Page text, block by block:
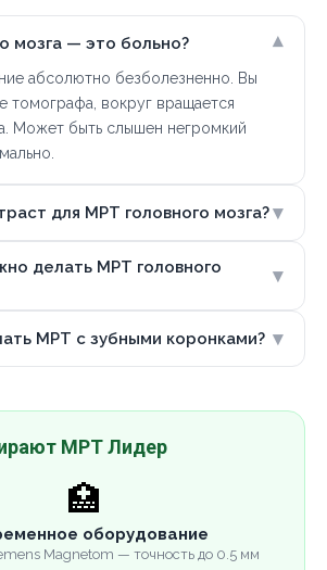
мозга — это больно? ▾
абсолютно безболезненно. Вы
томографа, вокруг вращается
Может быть слышен негромкий
для МРТ головного мозга?▾
делать МРТ головного
▾
МРТ с зубными коронками? ▾
МРТ Лидер
🏥
оборудование
Magnetom — точность до 0.5 мм